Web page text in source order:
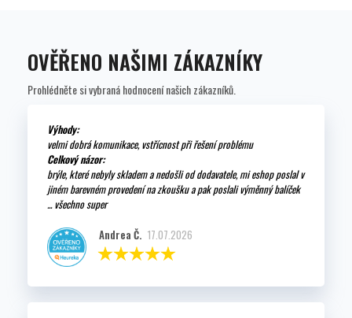
OVĚŘENO NAŠIMI ZÁKAZNÍKY
Prohlédněte si vybraná hodnocení našich zákazníků.
Výhody:
velmi dobrá komunikace, vstřícnost při řešení problému
Celkový názor:
brýle, které nebyly skladem a nedošli od dodavatele, mi eshop poslal v
jiném barevném provedení na zkoušku a pak poslali výměnný balíček
... všechno super
Andrea Č. 17.07.2026